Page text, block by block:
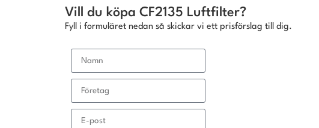
Vill du köpa CF2135 Luftfilter?
Fyll i formuläret nedan så skickar vi ett prisförslag till dig.